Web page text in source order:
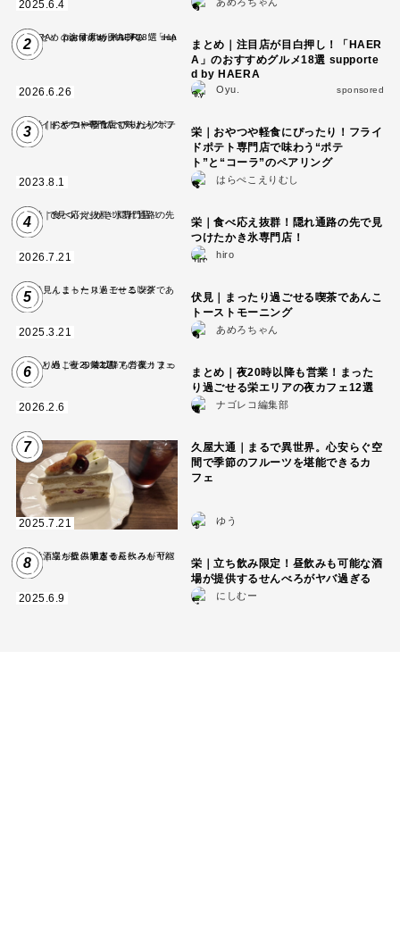
2025.6.4
2
2026.6.26
まとめ｜注目店が目白押し！「HAER
A」のおすすめグルメ18選 supporte
d by HAERA
Oyu. sponsored
3
2023.8.1
栄｜おやつや軽食にぴったり！フライ
ドポテト専門店で味わう“ポテ
ト”と“コーラ”のペアリング
はらぺこえりむし
4
2026.7.21
栄｜食べ応え抜群！隠れ通路の先で見
つけたかき氷専門店！
hiro
5
2025.3.21
伏見｜まったり過ごせる喫茶であんこ
トーストモーニング
あめろちゃん
6
2026.2.6
まとめ｜夜20時以降も営業！まった
り過ごせる栄エリアの夜カフェ12選
ナゴレコ編集部
7
2025.7.21
久屋大通｜まるで異世界。心安らぐ空
間で季節のフルーツを堪能できるカ
フェ
ゆう
8
2025.6.9
栄｜立ち飲み限定！昼飲みも可能な酒
場が提供するせんべろがヤバ過ぎる
にしむー